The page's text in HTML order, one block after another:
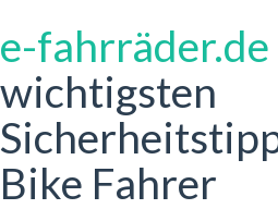
e-fahrräder.de
wichtigsten
Bike Fahrer